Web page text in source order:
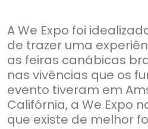
A We Expo foi
de trazer uma
as feiras canábicas
nas vivências que os
evento tiveram em
Califórnia, a We Expo
que existe de melhor